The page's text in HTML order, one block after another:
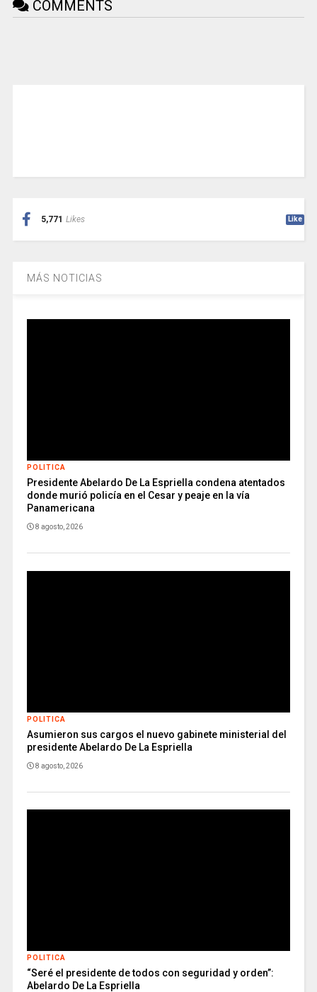
COMMENTS
5,771 Likes Like
MÁS NOTICIAS
POLITICA
Presidente Abelardo De La Espriella condena atentados
donde murió policía en el Cesar y peaje en la vía
Panamericana
8 agosto, 2026
POLITICA
Asumieron sus cargos el nuevo gabinete ministerial del
presidente Abelardo De La Espriella
8 agosto, 2026
POLITICA
“Seré el presidente de todos con seguridad y orden”:
Abelardo De La Espriella